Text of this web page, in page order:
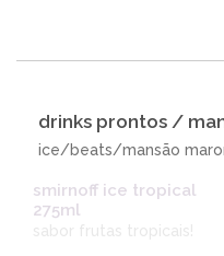
drinks prontos /
ice/beats/mansão
smirnoff ice tropical
275ml
sabor frutas tropicais!